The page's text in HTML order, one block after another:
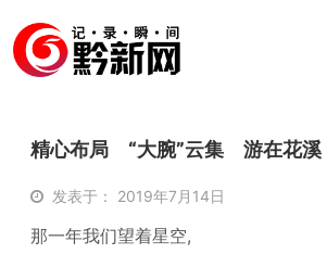
精心布局 “大腕”云集 游在花
发表于： 2019年7月14日
那一年我们望着星空,